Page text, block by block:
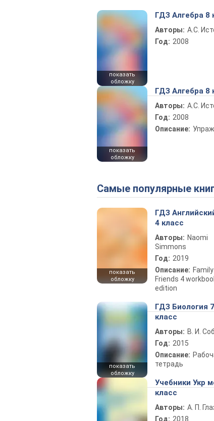
показать
обложку
ГДЗ Алгебра 8
Авторы: А.С.
Год: 2008
показать
обложку
ГДЗ Алгебра 8
Авторы: А.С.
Год: 2008
Описание:
Самые популярные
показать
обложку
ГДЗ
4 класс
Авторы: Naomi
Simmons
Год: 2019
Описание:
Friends 4
edition
показать
обложку
ГДЗ Биология 7
класс
Авторы: В. И.
Год: 2015
Описание:
тетрадь
Учебники Укр
класс
Авторы: А. П.
Год: 2018